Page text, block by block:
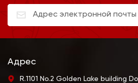
Адрес
R.1101 No.2 Golden Lake building